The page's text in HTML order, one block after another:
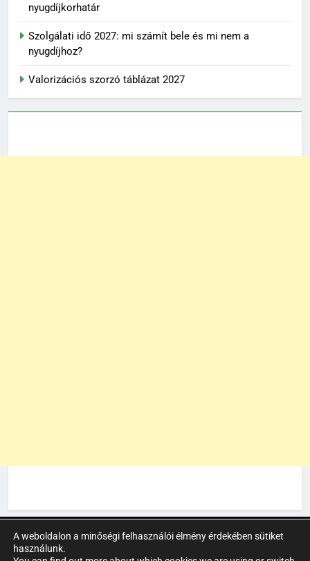
nyugdíjkorhatár
Szolgálati idő 2027: mi számít bele és mi nem a
nyugdíjhoz?
Valorizációs szorzó táblázat 2027
Newsmatic - News WordPress sablon 2026. Powered By
A weboldalon a minőségi felhasználói élmény érdekében sütiket
használunk.